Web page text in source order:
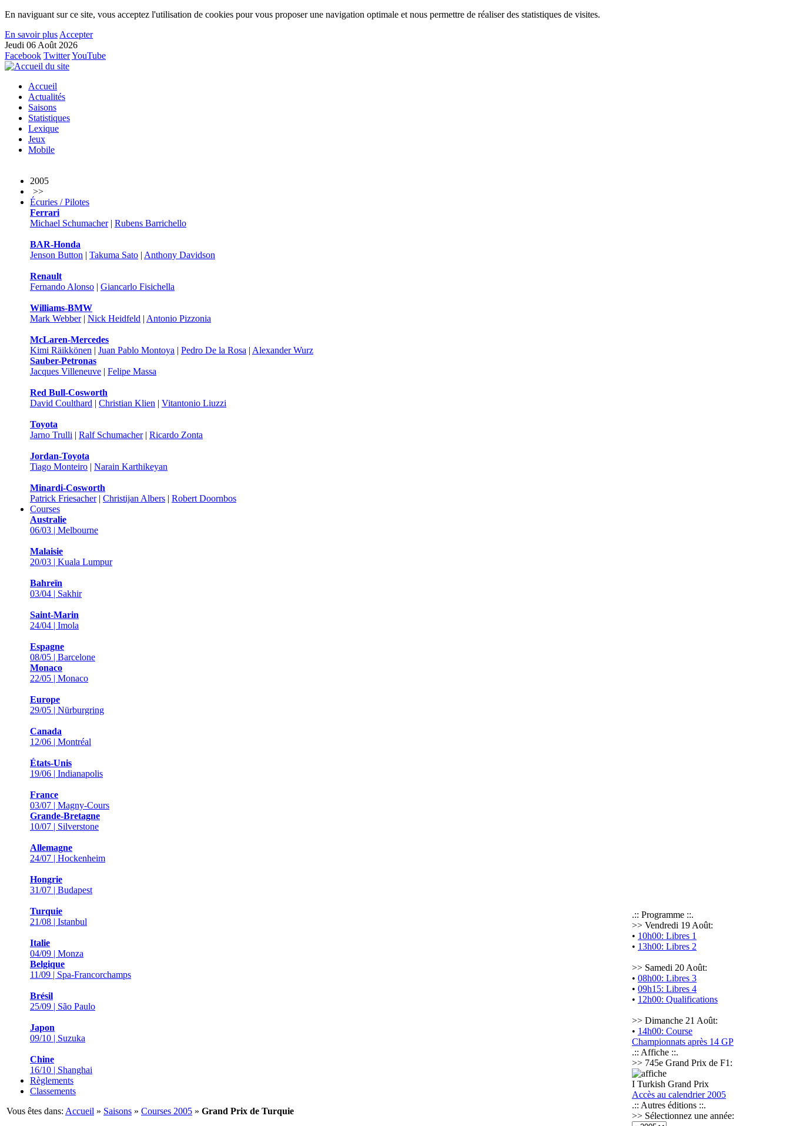
En naviguant sur ce site, vous acceptez l'utilisation de cookies pour vous proposer une navigation optimale et nous permettre de réaliser des statistiques de visites.
En savoir plus Accepter
Jeudi 06 Août 2026
Facebook TwitterYouTube
Accueil
Actualités
Saisons
Statistiques
Lexique
Jeux
Mobile
2005
>>
Écuries / Pilotes
Ferrari
Michael Schumacher| Rubens Barrichello
BAR-Honda
Jenson Button | Takuma Sato | Anthony Davidson
Renault
Fernando Alonso | Giancarlo Fisichella
Williams-BMW
Mark Webber| Nick Heidfeld | Antonio Pizzonia
McLaren-Mercedes
Kimi Räikkönen | Juan Pablo Montoya | Pedro De la Rosa | Alexander Wurz
Sauber-Petronas
Jacques Villeneuve | Felipe Massa
Red Bull-Cosworth
David Coulthard | Christian Klien | Vitantonio Liuzzi
Toyota
Jarno Trulli | Ralf Schumacher| Ricardo Zonta
Jordan-Toyota
Tiago Monteiro | Narain Karthikeyan
Minardi-Cosworth
Patrick Friesacher| Christijan Albers | Robert Doornbos
Courses
Australie
06/03 | Melbourne
Malaisie
20/03 | Kuala Lumpur
Bahreïn
03/04 | Sakhir
Saint-Marin
24/04 | Imola
Espagne
08/05 | Barcelone
Monaco
22/05 | Monaco
Europe
29/05 | Nürburgring
Canada
12/06 | Montréal
États-Unis
19/06 | Indianapolis
France
03/07 | Magny-Cours
Grande-Bretagne
10/07 | Silverstone
Allemagne
24/07 | Hockenheim
Hongrie
31/07 | Budapest
Turquie
21/08 | Istanbul
Italie
04/09 | Monza
Belgique
11/09 | Spa-Francorchamps
Brésil
25/09 | São Paulo
Japon
09/10 | Suzuka
Chine
16/10 | Shanghai
Règlements
Classements
Vous êtes dans: Accueil » Saisons » Courses 2005 » Grand Prix de Turquie
.:: Programme ::.
>> Vendredi 19 Août:
• 10h00: Libres 1
• 13h00: Libres 2
>> Samedi 20 Août:
• 08h00: Libres 3
• 09h15: Libres 4
• 12h00: Qualifications
>> Dimanche 21 Août:
• 14h00: Course
Championnats après 14 GP
.:: Affiche ::.
>> 745e Grand Prix de F1:
I Turkish Grand Prix
Accès au calendrier 2005
.:: Autres éditions ::.
>> Sélectionnez une année: